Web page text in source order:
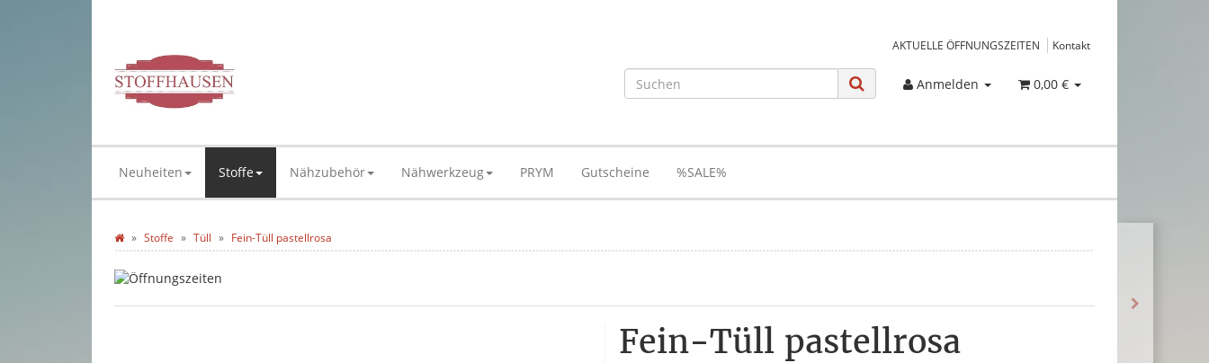
AKTUELLE ÖFFNUNGSZEITEN Kontakt
Anmelden 0,00 €
Neuheiten Stoffe Nähzubehör Nähwerkzeug PRYM Gutscheine %SALE%
Stoffe Tüll Fein-Tüll pastellrosa
Fein-Tüll pastellrosa